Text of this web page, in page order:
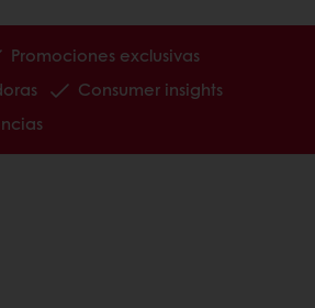
Promociones exclusivas
Consumer insights